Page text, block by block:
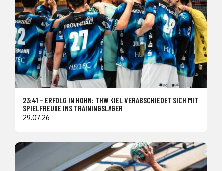
23:41 – ERFOLG IN HOHN: THW KIEL VERABSCHIEDET SICH MIT
SPIELFREUDE INS TRAININGSLAGER
29.07.26